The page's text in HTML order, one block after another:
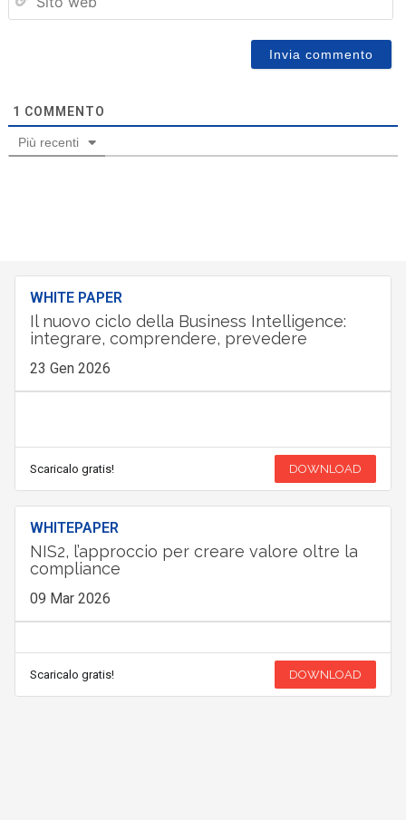
1 COMMENTO
Più recenti
WHITE PAPER
Il nuovo ciclo della Business Intelligence:
integrare, comprendere, prevedere
23 Gen 2026
Scaricalo gratis! DOWNLOAD